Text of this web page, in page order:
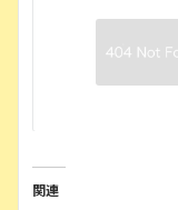
関連